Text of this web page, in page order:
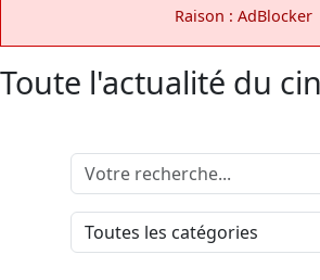
Raison : AdBlocker
Toute l'actualité du